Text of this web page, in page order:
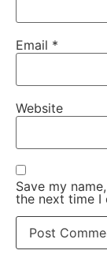
Email *
Website
Save my
the next time I